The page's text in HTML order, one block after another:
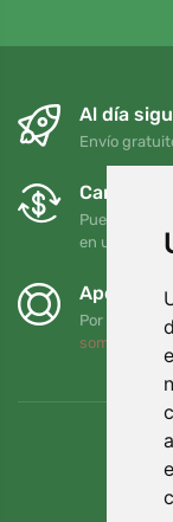
Al día
Envío
Cambios
Puede
en un plazo
Por cada
somos